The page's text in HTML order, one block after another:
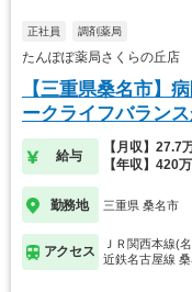
正社員 調剤薬局
たんぽぽ薬局さくらの丘店
【三重県桑名市】
ークライフバラン
給与
【月収】27.7
【年収】420
勤務地 三重県 桑名市
アクセス
ＪＲ関西本線(
近鉄名古屋線